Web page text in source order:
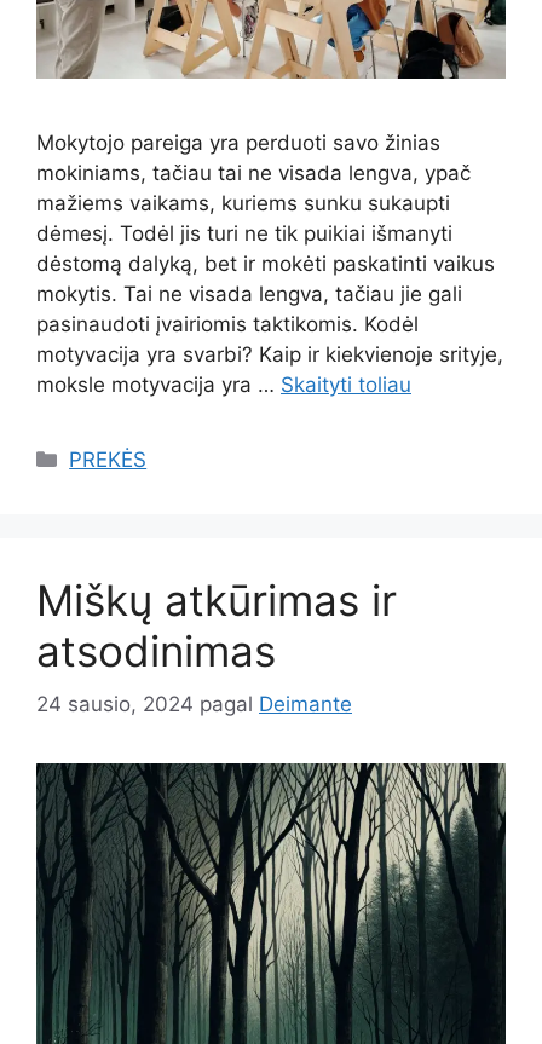
Mokytojo pareiga yra perduoti savo žinias
mokiniams, tačiau tai ne visada lengva, ypač
mažiems vaikams, kuriems sunku sukaupti
dėmesį. Todėl jis turi ne tik puikiai išmanyti
dėstomą dalyką, bet ir mokėti paskatinti vaikus
mokytis. Tai ne visada lengva, tačiau jie gali
pasinaudoti įvairiomis taktikomis. Kodėl
motyvacija yra svarbi? Kaip ir kiekvienoje srityje,
moksle motyvacija yra … Skaityti toliau
Kategorijos
PREKĖS
Miškų atkūrimas ir
atsodinimas
24 sausio, 2024 pagal Deimante